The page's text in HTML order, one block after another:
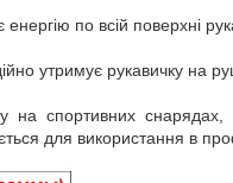
по всій поверхні
утримує рукавичку на
на спортивних снарядах,
для використання в